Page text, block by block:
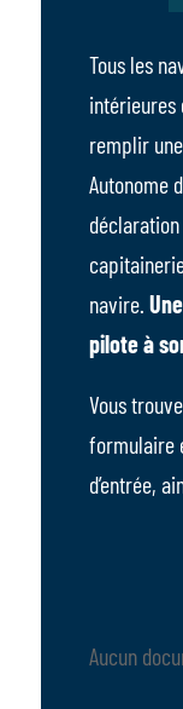
Tous les
intérieures
remplir
Autonome
navire.
pilote à
Vous
formulaire
d’entrée,
Aucun